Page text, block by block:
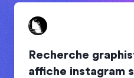
Recherche
affiche instagram